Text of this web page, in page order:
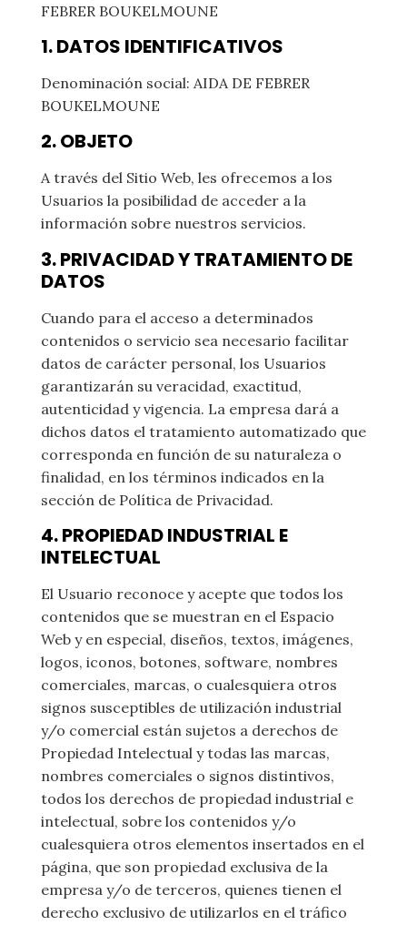
FEBRER BOUKELMOUNE
1. DATOS IDENTIFICATIVOS
Denominación social: AIDA DE FEBRER
BOUKELMOUNE
2. OBJETO
A través del Sitio Web, les ofrecemos a los
Usuarios la posibilidad de acceder a la
información sobre nuestros servicios.
3. PRIVACIDAD Y TRATAMIENTO DE
DATOS
Cuando para el acceso a determinados
contenidos o servicio sea necesario facilitar
datos de carácter personal, los Usuarios
garantizarán su veracidad, exactitud,
autenticidad y vigencia. La empresa dará a
dichos datos el tratamiento automatizado que
corresponda en función de su naturaleza o
finalidad, en los términos indicados en la
sección de Política de Privacidad.
4. PROPIEDAD INDUSTRIAL E
INTELECTUAL
El Usuario reconoce y acepte que todos los
contenidos que se muestran en el Espacio
Web y en especial, diseños, textos, imágenes,
logos, iconos, botones, software, nombres
comerciales, marcas, o cualesquiera otros
signos susceptibles de utilización industrial
y/o comercial están sujetos a derechos de
Propiedad Intelectual y todas las marcas,
nombres comerciales o signos distintivos,
todos los derechos de propiedad industrial e
intelectual, sobre los contenidos y/o
cualesquiera otros elementos insertados en el
página, que son propiedad exclusiva de la
empresa y/o de terceros, quienes tienen el
derecho exclusivo de utilizarlos en el tráfico